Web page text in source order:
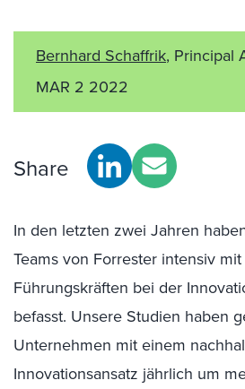
Bernhard Schaffrik, Principal
MAR 2 2022
Share
In den letzten zwei Jahren
Teams von Forrester intensiv
Führungskräften bei der
befasst. Unsere Studien haben
Unternehmen mit einem
Innovationsansatz jährlich um